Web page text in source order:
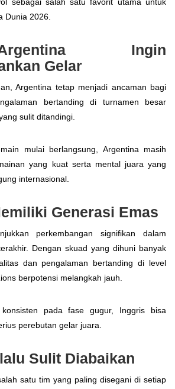
Dunia 2026.
Ingin
Gelar
Argentina tetap menjadi ancaman bagi
bertanding di turnamen besar
sulit ditandingi.
mulai berlangsung, Argentina masih
yang kuat serta mental juara yang
internasional.
Generasi Emas
perkembangan signifikan dalam
Dengan skuad yang dihuni banyak
dan pengalaman bertanding di level
berpotensi melangkah jauh.
pada fase gugur, Inggris bisa
perebutan gelar juara.
Sulit Diabaikan
satu tim yang paling disegani di setiap